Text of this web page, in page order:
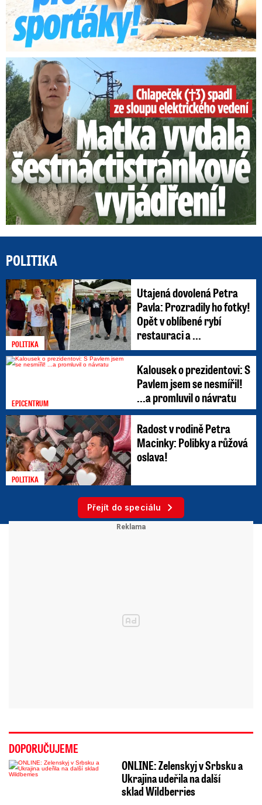
Smrtelný pád chlapce: Matka vydala vyjádření na 16 stran
POLITIKA
POLITIKA
Utajená dovolená Petra
Pavla: Prozradily ho fotky!
Opět v oblíbené rybí
restauraci a ...
EPICENTRUM
Kalousek o prezidentovi: S
Pavlem jsem se nesmířil!
...a promluvil o návratu
POLITIKA
Radost v rodině Petra
Macinky: Polibky a růžová
oslava!
Přejít do speciálu
DOPORUČUJEME
ONLINE: Zelenskyj v Srbsku a
Ukrajina udeřila na další
sklad Wildberries